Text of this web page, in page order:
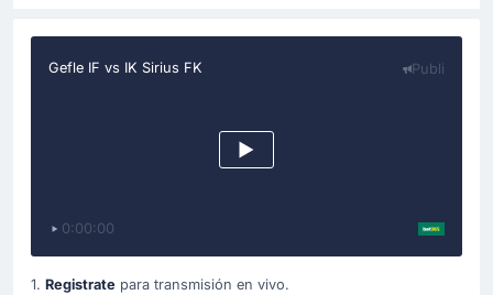
Gefle IF vs IK Sirius FK Publi
0:00:00
1. Registrate para transmisión en vivo.